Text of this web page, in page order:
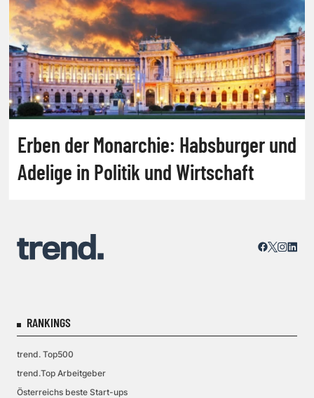
Erben der Monarchie: Habsburger und
Adelige in Politik und Wirtschaft
RANKINGS
trend. Top500
trend.Top Arbeitgeber
Österreichs beste Start-ups